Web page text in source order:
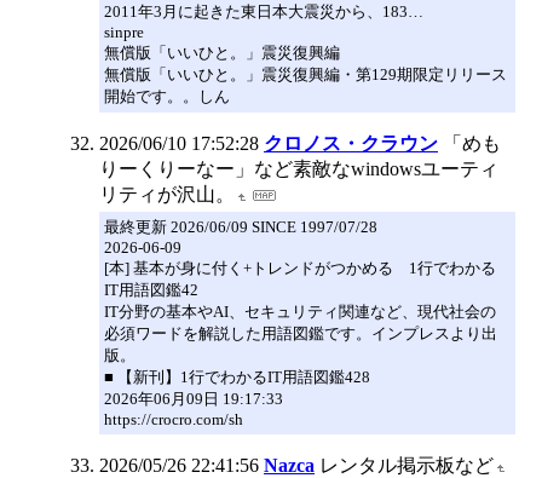
2011年3月に起きた東日本大震災から、183…
sinpre
無償版「いいひと。」震災復興編
無償版「いいひと。」震災復興編・第129期限定リリース
開始です。。しん
2026/06/10 17:52:28 クロノス・クラウン
「めも
りーくりーなー」など素敵なwindowsユーティ
リティが沢山。
最終更新 2026/06/09 SINCE 1997/07/28
2026-06-09
[本] 基本が身に付く+トレンドがつかめる 1行でわかる
IT用語図鑑42
IT分野の基本やAI、セキュリティ関連など、現代社会の
必須ワードを解説した用語図鑑です。インプレスより出
版。
■ 【新刊】1行でわかるIT用語図鑑428
2026年06月09日 19:17:33
https://crocro.com/sh
2026/05/26 22:41:56 Nazca レンタル掲示板など